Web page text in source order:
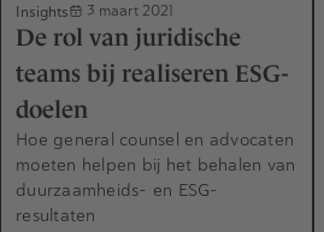
Insights 3 maart 2021
De rol van juridische
teams bij realiseren ESG-
doelen
Hoe general counsel en advocaten
moeten helpen bij het behalen van
duurzaamheids- en ESG-
resultaten